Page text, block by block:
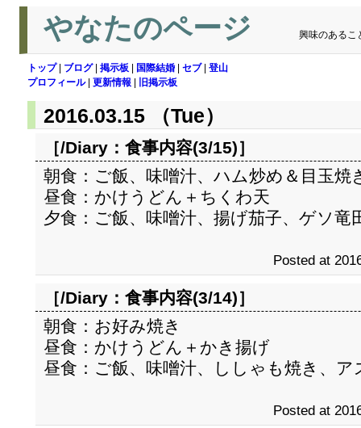
やなたのページ 興味のあるこ
トップ| ブログ| 掲示板 国際結婚 セブ| 登山
プロフィール| 更新情報 旧掲示板
2016.03.15 （Tue）
［/Diary： 食事内容(3/15)］
朝食：ご飯、味噌汁、ハム炒め＆目玉焼
昼食：かけうどん＋ちくわ天
夕食：ご飯、味噌汁、揚げ茄子、ゲソ竜
Posted at
［/Diary： 食事内容(3/14)］
朝食：お好み焼き
昼食：かけうどん＋かき揚げ
昼食：ご飯、味噌汁、ししゃも焼き、
Posted at